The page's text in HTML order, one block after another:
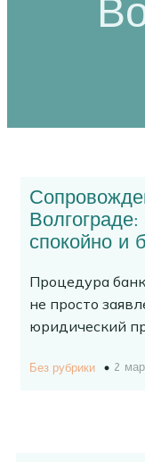
спокойно и
Процедура
не просто
юридический
Без рубрики 2